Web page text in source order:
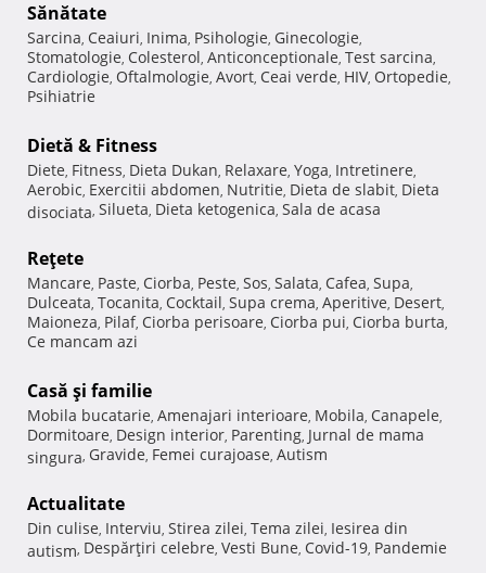
Sănătate
Sarcina, Ceaiuri, Inima, Psihologie, Ginecologie,
Stomatologie, Colesterol, Anticonceptionale, Test sarcina,
Cardiologie, Oftalmologie, Avort, Ceai verde, HIV, Ortopedie,
Psihiatrie
Dietă & Fitness
Diete, Fitness, Dieta Dukan, Relaxare, Yoga, Intretinere,
Aerobic, Exercitii abdomen, Nutritie, Dieta de slabit, Dieta
disociata, Silueta, Dieta ketogenica, Sala de acasa
Reţete
Mancare, Paste, Ciorba, Peste, Sos, Salata, Cafea, Supa,
Dulceata, Tocanita, Cocktail, Supa crema, Aperitive, Desert,
Maioneza, Pilaf, Ciorba perisoare, Ciorba pui, Ciorba burta,
Ce mancam azi
Casă şi familie
Mobila bucatarie, Amenajari interioare, Mobila, Canapele,
Dormitoare, Design interior, Parenting, Jurnal de mama
singura, Gravide, Femei curajoase, Autism
Actualitate
Din culise, Interviu, Stirea zilei, Tema zilei, Iesirea din
autism, Despărţiri celebre, Vesti Bune, Covid-19, Pandemie